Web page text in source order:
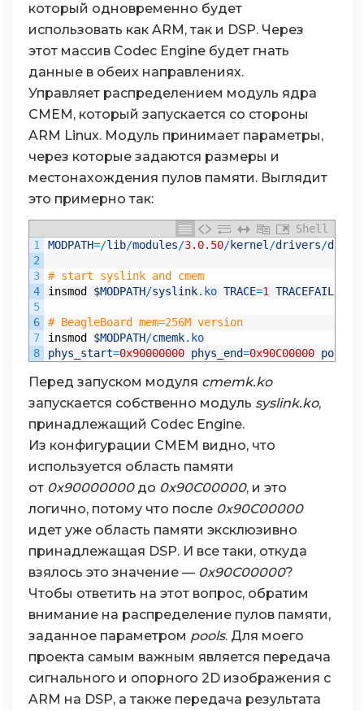
который одновременно будет
использовать как ARM, так и DSP. Через
этот массив Codec Engine будет гнать
данные в обеих направлениях.
Управляет распределением модуль ядра
CMEM, который запускается со стороны
ARM Linux. Модуль принимает параметры,
через которые задаются размеры и
местонахождения пулов памяти. Выглядит
это примерно так:
Shell
1
2
3
4
5
6
7
8
MODPATH=/lib/modules/3.0.50/kernel /drivers/dsp
# start syslink and cmem
insmod
$MODPATH/syslink.ko TRACE=1 TRACEFAILURE
# BeagleBoard mem=256M version
insmod
$MODPATH/cmemk.ko
phys_start=0x90000000 phys_end=0x90C00000 pools
Перед запуском модуля cmemk.ko
запускается собственно модуль syslink.ko,
принадлежащий Codec Engine.
Из конфигурации CMEM видно, что
используется область памяти
от 0x90000000до 0x90С00000, и это
логично, потому что после 0x90С00000
идет уже область памяти эксклюзивно
принадлежащая DSP. И все таки, откуда
взялось это значение — 0x90С00000?
Чтобы ответить на этот вопрос, обратим
внимание на распределение пулов памяти,
заданное параметром pools. Для моего
проекта самым важным является передача
сигнального и опорного 2D изображения с
ARM на DSP, а также передача результата